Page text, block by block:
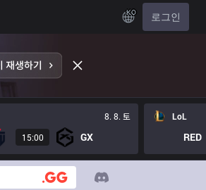
KO 로그인
8. 8. 토
15:00 GX
LoL
RED